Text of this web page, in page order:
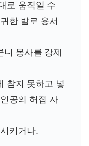
로 움직일 수
한 발로 용서
봉사를 강제
참지 못하고 넣
공의 허접 자
키거나.